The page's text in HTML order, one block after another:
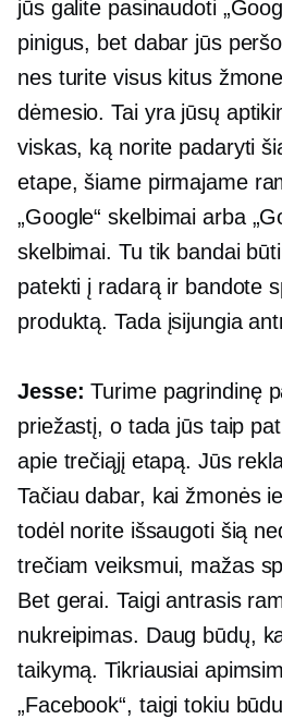
jūs galite pasinaudoti
pinigus, bet dabar jūs
nes turite visus kitus
dėmesio. Tai yra jūsų
viskas, ką norite padaryti
etape, šiame pirmajame
„Google“ skelbimai arba
skelbimai. Tu tik bandai
patekti į radarą ir bandote
produktą. Tada įsijungia
Jesse: Turime pagrindinę
priežastį, o tada jūs taip
apie trečiąjį etapą. Jūs
Tačiau dabar, kai žmonės
todėl norite išsaugoti šią
trečiam veiksmui, mažas
Bet gerai. Taigi antrasis
nukreipimas. Daug būdų,
taikymą. Tikriausiai
„Facebook“, taigi tokiu